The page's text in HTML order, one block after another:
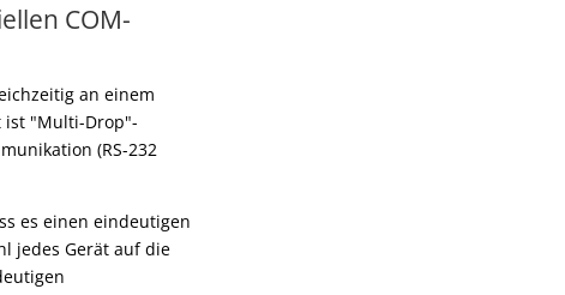
COM-
an einem
ist "Multi-Drop"-
(RS-232
es einen eindeutigen
jedes Gerät auf die